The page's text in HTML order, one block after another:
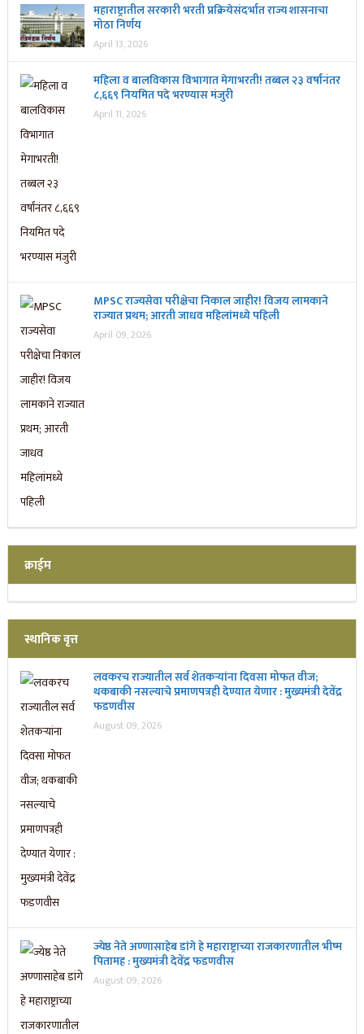
महाराष्ट्रातील सरकारी भरती प्रक्रियेसंदर्भात राज्य शासनाचा
मोठा निर्णय
April 13, 2026
महिला व बालविकास विभागात मेगाभरती! तब्बल २३ वर्षांनंतर
८,६६९ नियमित पदे भरण्यास मंजुरी
April 11, 2026
MPSC राज्यसेवा परीक्षेचा निकाल जाहीर! विजय लामकाने
राज्यात प्रथम; आरती जाधव महिलांमध्ये पहिली
April 09, 2026
क्राईम
स्थानिक वृत्त
लवकरच राज्यातील सर्व शेतकऱ्यांना दिवसा मोफत वीज;
थकबाकी नसल्याचे प्रमाणपत्रही देण्यात येणार : मुख्यमंत्री देवेंद्र
फडणवीस
August 09, 2026
ज्येष्ठ नेते अण्णासाहेब डांगे हे महाराष्ट्राच्या राजकारणातील भीष्म
पितामह : मुख्यमंत्री देवेंद्र फडणवीस
August 09, 2026